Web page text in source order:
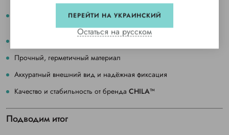
Удлинённая форма — удобно надеваются даже на массивную
Прочный, герметичный материал
Аккуратный внешний вид и надёжная фиксация
Качество и стабильность от бренда CHILA™
Подводим итог
ПЕРЕЙТИ НА УКРАИНСКИЙ
Остаться на русском